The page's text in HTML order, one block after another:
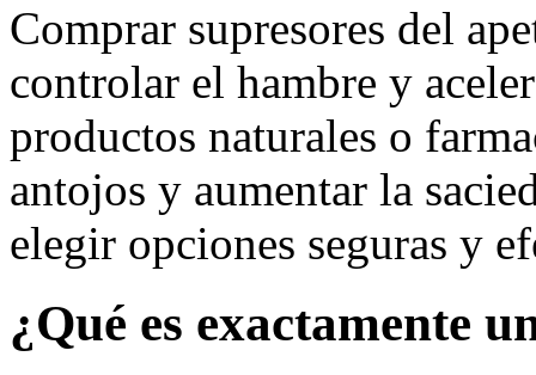
Comprar supresores del
controlar el hambre y
productos naturales o
antojos y aumentar la
elegir opciones seguras y
¿Qué es exactamente